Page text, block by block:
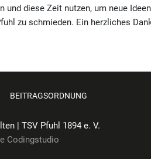
und diese Zeit nutzen, um neue
zu schmieden. Ein herzliches
BEITRAGSORDNUNG
| TSV Pfuhl 1894 e. V.
Codingstudio